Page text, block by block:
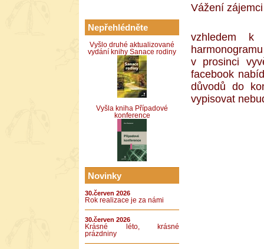
Nepřehlédněte
Vyšlo druhé aktualizované
vydání knihy Sanace rodiny
Vyšla kniha Případové
konference
Novinky
30.červen 2026
Rok realizace je za námi
30.červen 2026
Krásné léto, krásné
prázdniny
Vážení
vzhledem k
v prosinci
facebook
důvodů do
vypisovat